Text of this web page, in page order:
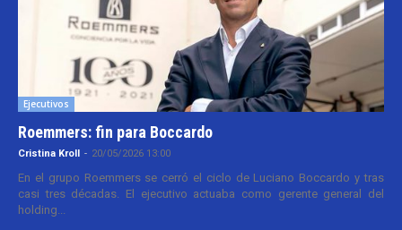
Ejecutivos
Roemmers: fin para Boccardo
Cristina Kroll - 20/05/2026 13:00
En el grupo Roemmers se cerró el ciclo de Luciano Boccardo y tras
casi tres décadas. El ejecutivo actuaba como gerente general del
holding...